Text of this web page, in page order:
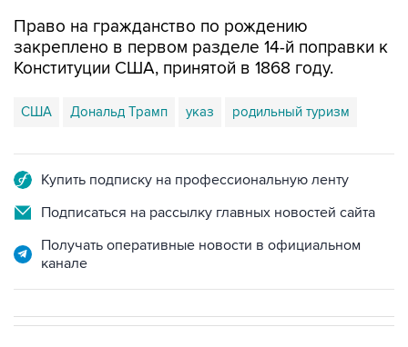
Право на гражданство по рождению
закреплено в первом разделе 14-й поправки к
Конституции США, принятой в 1868 году.
США Дональд Трамп указ родильный туризм
Купить подписку на профессиональную ленту
Подписаться на рассылку главных новостей сайта
Получать оперативные новости в официальном
канале